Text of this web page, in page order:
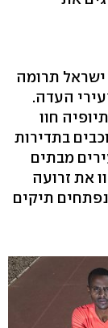
תרומה
העדה.
חוו
בתדירות
מבתים
את זרועה
תיקים